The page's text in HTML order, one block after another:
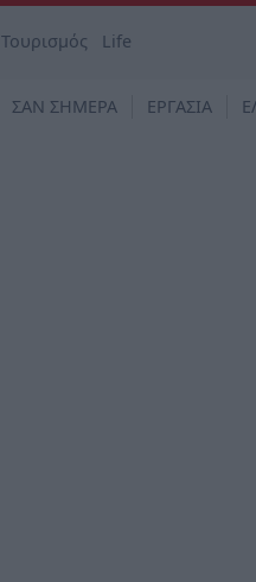
Τουρισμός Life
ΣΑΝ ΣΗΜΕΡΑ ΕΡΓΑΣΙΑ